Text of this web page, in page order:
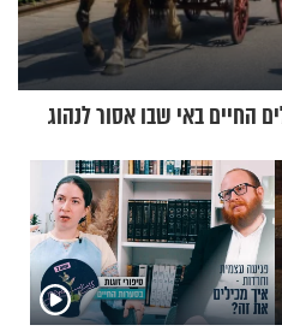
החיים באי שבו אסור לנהוג